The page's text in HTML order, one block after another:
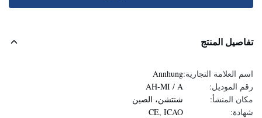
تفاصيل المنتج
اسم العلامة التجارية:Annhung
رقم الموديل:
AH-MI / A
مكان المنشأ:
شنتشن، الصين
شهادة:
CE, ICAO